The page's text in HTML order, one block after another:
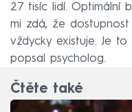
27 tisíc lidí. Optimální
mi zdá, že
vždycky existuje. Je to
popsal psycholog.
Čtěte také